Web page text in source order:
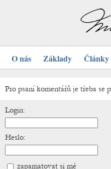
O nás Základy Články
Pro psaní komentářů je třeba se
Login:
Heslo:
zapamatovat si mě